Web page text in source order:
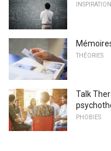
THÉORIES
Talk
PHOBIES